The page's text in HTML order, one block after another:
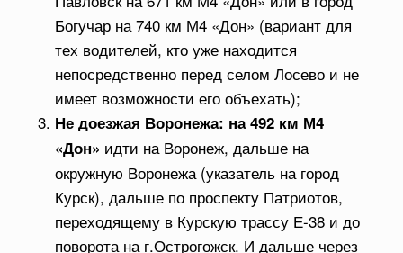
Богучар на 740 км М4 «Дон» (вариант для
тех водителей, кто уже находится
непосредственно перед селом Лосево и не
имеет возможности его объехать);
Не доезжая Воронежа: на 492 км М4
«Дон» идти на Воронеж, дальше на
окружную Воронежа (указатель на город
Курск), дальше по проспекту Патриотов,
переходящему в Курскую трассу Е-38 и до
поворота на г.Острогожск. И дальше через